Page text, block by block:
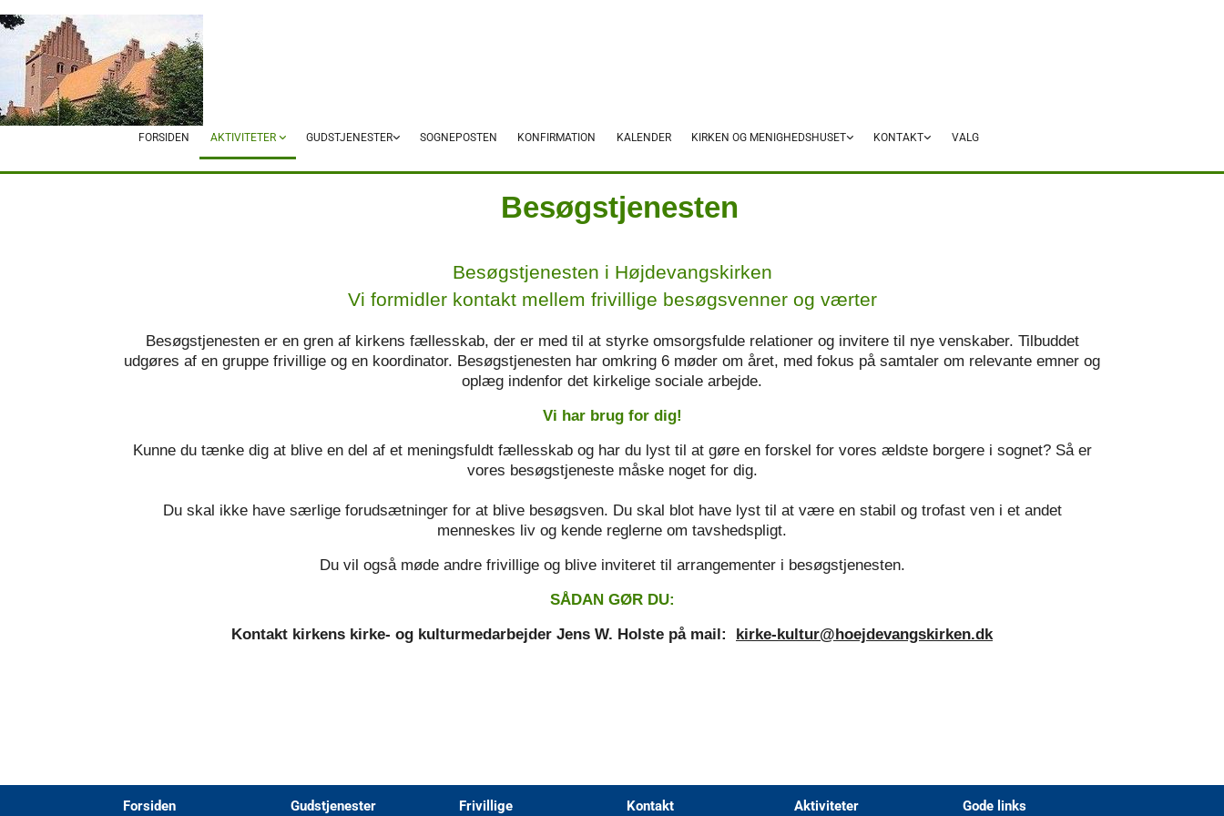
FORSIDEN AKTIVITETER GUDSTJENESTER SOGNEPOSTEN KONFIRMATION KALENDER KIRKEN OG MENIGHEDSHUSET KONTAKT VALG
Besøgstjenesten
Besøgstjenesten i Højdevangskirken
Vi formidler kontakt mellem frivillige besøgsvenner og værter
Besøgstjenesten er en gren af kirkens fællesskab, der er med til at styrke omsorgsfulde relationer og invitere til nye venskaber. Tilbuddet
udgøres af en gruppe frivillige og en koordinator. Besøgstjenesten har omkring 6 møder om året, med fokus på samtaler om relevante emner og
oplæg indenfor det kirkelige sociale arbejde.
Vi har brug for dig!
Kunne du tænke dig at blive en del af et meningsfuldt fællesskab og har du lyst til at gøre en forskel for vores ældste borgere i sognet? Så er
vores besøgstjeneste måske noget for dig.
Du skal ikke have særlige forudsætninger for at blive besøgsven. Du skal blot have lyst til at være en stabil og trofast ven i et andet
menneskes liv og kende reglerne om tavshedspligt.
Du vil også møde andre frivillige og blive inviteret til arrangementer i besøgstjenesten.
SÅDAN GØR DU:
Kontakt kirkens kirke- og kulturmedarbejder Jens W. Holste på mail: kirke-kultur@hoejdevangskirken.dk
Forsiden Gudstjenester Frivillige Kontakt Aktiviteter Gode links